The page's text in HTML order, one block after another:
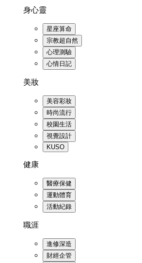
身心靈
星座算命
宗教超自然
心理測驗
心情日記
美妝
美容彩妝
時尚流行
校園生活
視覺設計
KUSO
健康
醫療保健
運動體育
活動紀錄
職涯
進修深造
財經企管